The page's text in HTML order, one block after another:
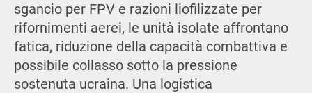
sgancio per FPV e razioni liofilizzate per
rifornimenti aerei, le unità isolate affrontano
fatica, riduzione della capacità combattiva e
possibile collasso sotto la pressione
sostenuta ucraina. Una logistica